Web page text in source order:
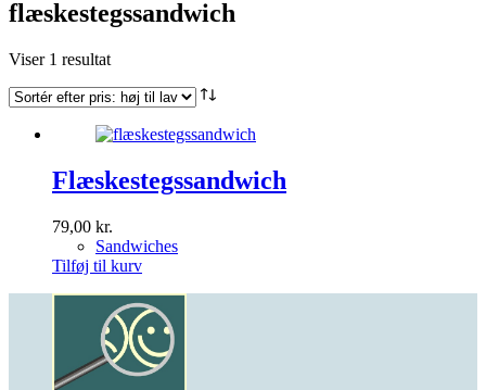
flæskestegssandwich
Viser 1 resultat
Flæskestegssandwich
79,00 kr.
Sandwiches
Tilføj til kurv